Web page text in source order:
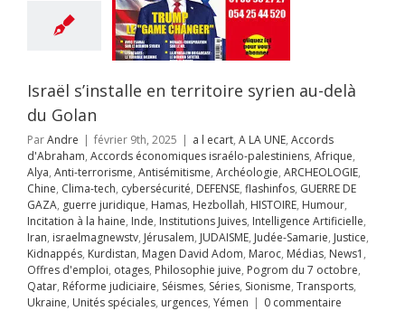
Incitation à la
Institutions
Justice
Kurdistan
Adom Maroc
News1 Offres
otages
juive Pogrom
Qatar
judiciaire
Séries Sionisme
Ukraine
Unités
urgences Yémen
Israël s’installe en territoire syrien au-delà
du Golan
ParAndre | février 9th, 2025 | a l ecart, A LA UNE, Accords
d'Abraham, Accords économiques israélo-palestiniens, Afrique,
Alya, Anti-terrorisme, Antisémitisme, Archéologie, ARCHEOLOGIE,
Chine, Clima-tech, cybersécurité, DEFENSE, flashinfos, GUERRE DE
GAZA, guerre juridique, Hamas, Hezbollah, HISTOIRE, Humour,
Incitation à la haine, Inde, Institutions Juives, Intelligence Artificielle,
Iran, israelmagnewstv, Jérusalem, JUDAISME, Judée-Samarie, Justice,
Kidnappés, Kurdistan, Magen David Adom, Maroc, Médias, News1 ,
Offres d'emploi, otages, Philosophie juive, Pogrom du 7 octobre,
Qatar, Réforme judiciaire, Séismes, Séries, Sionisme, Transports,
Ukraine, Unités spéciales, urgences, Yémen | 0 commentaire